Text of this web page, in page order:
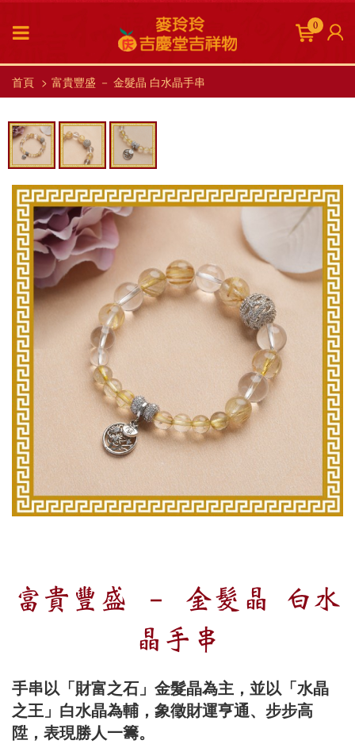
0
首頁 富貴豐盛 － 金髮晶 白水晶手串
富貴豐盛 － 金髮晶 白水
晶手串
手串以「財富之石」金髮晶為主，並以「水晶
之王」白水晶為輔，象徵財運亨通、步步高
陞，表現勝人一籌。